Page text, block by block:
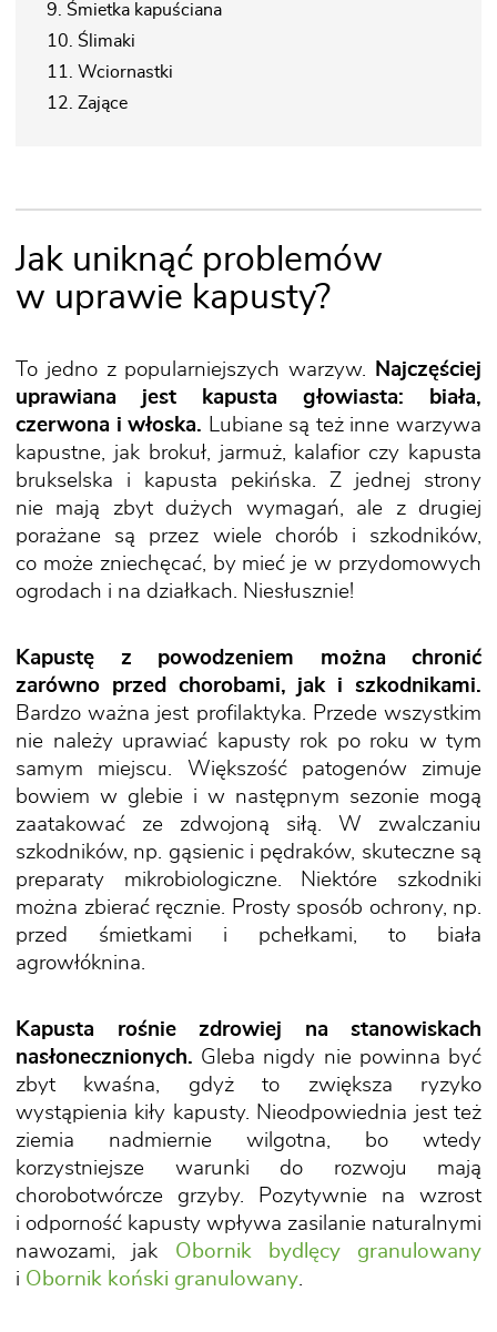
9. Śmietka kapuściana
10. Ślimaki
11. Wciornastki
12. Zające
Jak uniknąć problemów
w uprawie kapusty?
To jedno z popularniejszych warzyw.
Najczęściej
uprawiana jest kapusta głowiasta: biała,
czerwona i włoska. Lubiane są też inne warzywa
kapustne, jak brokuł, jarmuż, kalafior czy kapusta
brukselska i kapusta pekińska. Z jednej strony
nie mają zbyt dużych wymagań, ale z drugiej
porażane są przez wiele chorób i szkodników,
co może zniechęcać, by mieć je w przydomowych
ogrodach i na działkach. Niesłusznie!
Kapustę z powodzeniem można chronić
zarówno przed chorobami, jak i szkodnikami.
Bardzo ważna jest profilaktyka. Przede wszystkim
nie należy uprawiać kapusty rok po roku w tym
samym miejscu. Większość patogenów zimuje
bowiem w glebie i w następnym sezonie mogą
zaatakować ze zdwojoną siłą. W zwalczaniu
szkodników, np. gąsienic i pędraków, skuteczne są
preparaty mikrobiologiczne. Niektóre szkodniki
można zbierać ręcznie. Prosty sposób ochrony, np.
przed śmietkami i pchełkami, to biała
agrowłóknina.
Kapusta rośnie zdrowiej na stanowiskach
nasłonecznionych. Gleba nigdy nie powinna być
zbyt kwaśna, gdyż to zwiększa ryzyko
wystąpienia kiły kapusty. Nieodpowiednia jest też
ziemia nadmiernie wilgotna, bo wtedy
korzystniejsze warunki do rozwoju mają
chorobotwórcze grzyby. Pozytywnie na wzrost
i odporność kapusty wpływa zasilanie naturalnymi
nawozami, jak Obornik bydlęcy granulowany
i Obornik koński granulowany.